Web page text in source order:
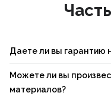
Даете ли вы гарантию
Можете ли вы
материалов?